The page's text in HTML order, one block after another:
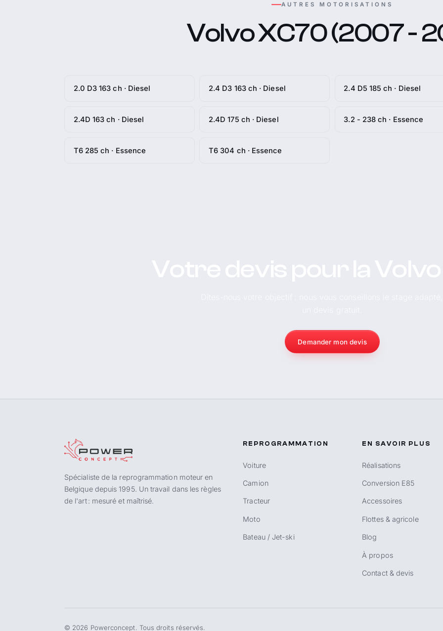
AUTRES MOTORISATIONS
Volvo XC70 (2007 -
2.0 D3 163 ch · Diesel 2.4 D3 163 ch · Diesel 2.4 D5 185 ch · Diesel
2.4D 163 ch · Diesel 2.4D 175 ch · Diesel 3.2 - 238 ch · Essence
T6 285 ch · Essence T6 304 ch · Essence
Demander mon devis
Spécialiste de la reprogrammation moteur en
Belgique depuis 1995. Un travail dans les règles
de l'art : mesuré et maîtrisé.
REPROGRAMMATION
Voiture
Camion
Tracteur
Moto
Bateau / Jet-ski
EN SAVOIR PLUS
Réalisations
Conversion E85
Accessoires
Flottes & agricole
Blog
À propos
Contact & devis
© 2026 Powerconcept. Tous droits réservés.